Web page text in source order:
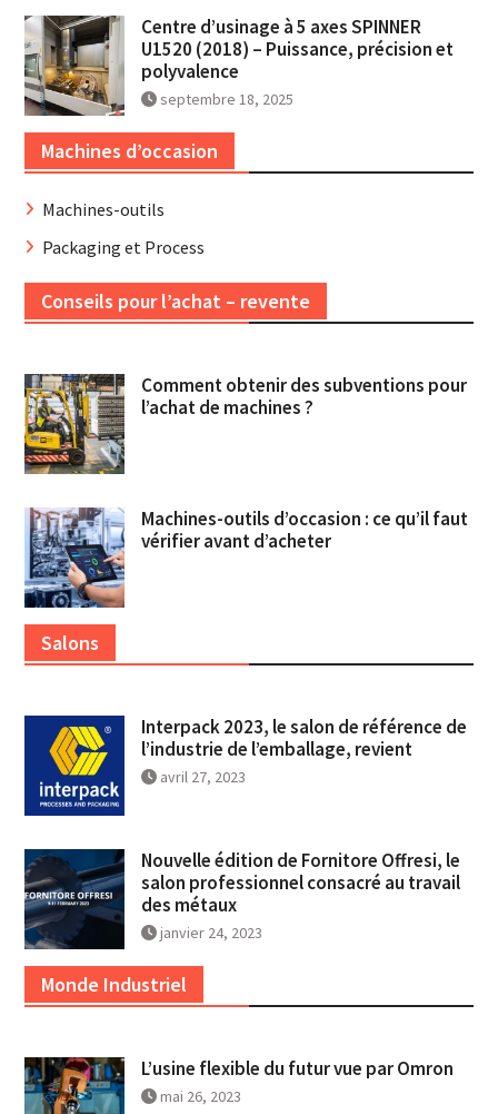
Centre d’usinage à 5 axes SPINNER
U1520 (2018) – Puissance, précision et
polyvalence
septembre 18, 2025
Machines d’occasion
Machines-outils
Packaging et Process
Conseils pour l’achat – revente
Comment obtenir des subventions pour
l’achat de machines ?
Machines-outils d’occasion : ce qu’il faut
vérifier avant d’acheter
Salons
Interpack 2023, le salon de référence de
l’industrie de l’emballage, revient
avril 27, 2023
Nouvelle édition de Fornitore Offresi, le
salon professionnel consacré au travail
des métaux
janvier 24, 2023
Monde Industriel
L’usine flexible du futur vue par Omron
mai 26, 2023